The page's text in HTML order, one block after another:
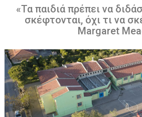
«Τα παιδιά πρέπει να
σκέφτονται, όχι τι να
Margaret